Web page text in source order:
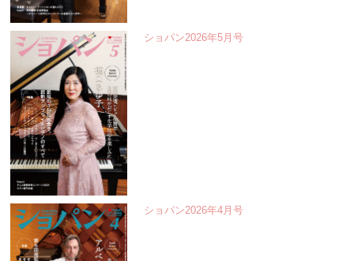
ショパン2026年5月号
ショパン2026年4月号